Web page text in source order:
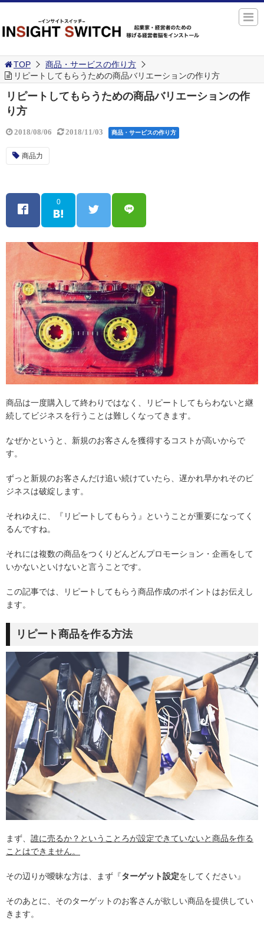
TOP
商品・サービスの作り方
リピートしてもらうための商品バリエーションの作り方
リピートしてもらうための商品バリエーションの作
り方
2018/08/06 2018/11/03 商品・サービスの作り方
商品力
0
商品は一度購入して終わりではなく、リピートしてもらわないと継
続してビジネスを行うことは難しくなってきます。
なぜかというと、新規のお客さんを獲得するコストが高いからで
す。
ずっと新規のお客さんだけ追い続けていたら、遅かれ早かれそのビ
ジネスは破綻します。
それゆえに、『リピートしてもらう』ということが重要になってく
るんですね。
それには複数の商品をつくりどんどんプロモーション・企画をして
いかないといけないと言うことです。
この記事では、リピートしてもらう商品作成のポイントはお伝えし
ます。
リピート商品を作る方法
まず、 誰に売るか？ということろが設定できていないと商品を作る
ことはできません。
その辺りが曖昧な方は、まず『ターゲット設定をしてください』
そのあとに、そのターゲットのお客さんが欲しい商品を提供してい
きます。